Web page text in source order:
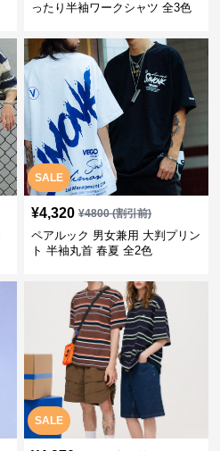
ったり半袖ワークシャツ 全3色
SALE
¥4,320 ¥4800(割引前)
ペアルック 男女兼用 大判プリン
ト 半袖丸首 春夏 全2色
SALE